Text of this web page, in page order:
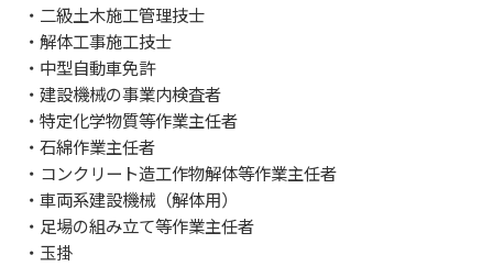
・二級土木施工管理技士
・解体工事施工技士
・中型自動車免許
・建設機械の事業内検査者
・特定化学物質等作業主任者
・石綿作業主任者
・コンクリート造工作物解体等作業主任者
・車両系建設機械（解体用）
・足場の組み立て等作業主任者
・玉掛